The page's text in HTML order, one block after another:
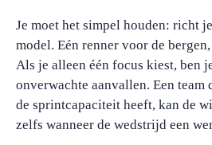
Je moet het simpel houden: richt
model. Eén renner voor de
Als je alleen één focus kiest, ben
onverwachte aanvallen. Een team
de sprintcapaciteit heeft, kan de
zelfs wanneer de wedstrijd een